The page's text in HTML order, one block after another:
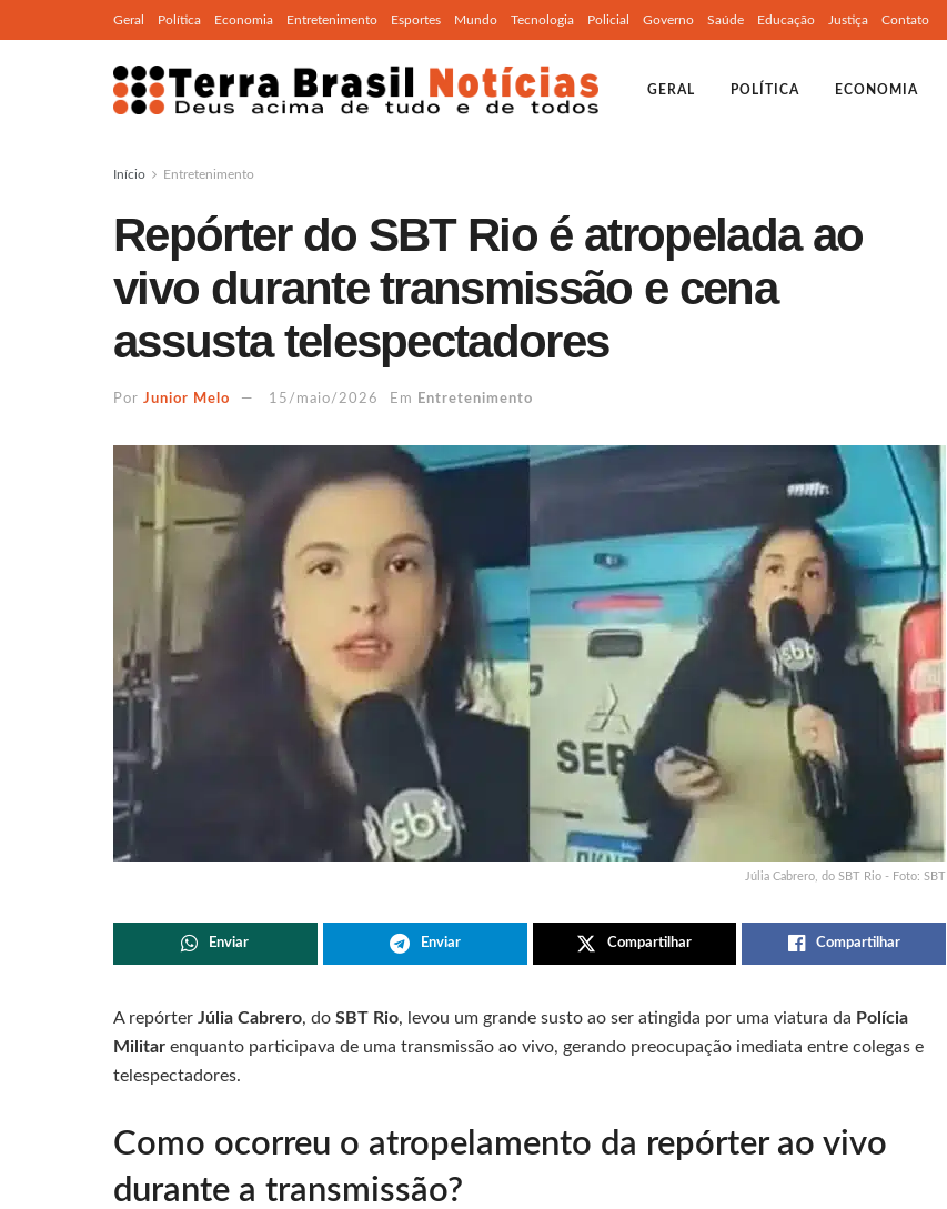
Geral Política Economia Entretenimento Esportes Mundo Tecnologia Policial Governo Saúde Educação Justiça Contato
GERAL POLÍTICA ECONOMIA
Início Entretenimento
Repórter do SBT Rio é atropelada ao
vivo durante transmissão e cena
assusta telespectadores
Por Junior Melo 15/maio/2026 Em Entretenimento
Júlia Cabrero, do SBT Rio - Foto: SBT
Enviar Enviar Compartilhar Compartilhar
A repórter Júlia Cabrero, do SBT Rio, levou um grande susto ao ser atingida por uma viatura da Polícia
Militar enquanto participava de uma transmissão ao vivo, gerando preocupação imediata entre colegas e
telespectadores.
Como ocorreu o atropelamento da repórter ao vivo
durante a transmissão?